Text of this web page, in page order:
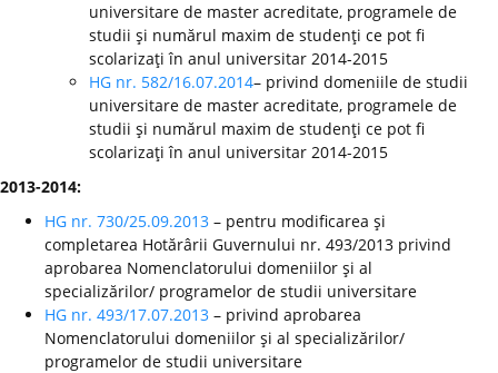
universitare de master acreditate, programele de
studii şi numărul maxim de studenţi ce pot fi
scolarizaţi în anul universitar 2014-2015
HG nr. 582/16.07.2014– privind domeniile de studii
universitare de master acreditate, programele de
studii şi numărul maxim de studenţi ce pot fi
scolarizaţi în anul universitar 2014-2015
2013-2014:
HG nr. 730/25.09.2013 – pentru modificarea şi
completarea Hotărârii Guvernului nr. 493/2013 privind
aprobarea Nomenclatorului domeniilor şi al
specializărilor/ programelor de studii universitare
HG nr. 493/17.07.2013 – privind aprobarea
Nomenclatorului domeniilor şi al specializărilor/
programelor de studii universitare